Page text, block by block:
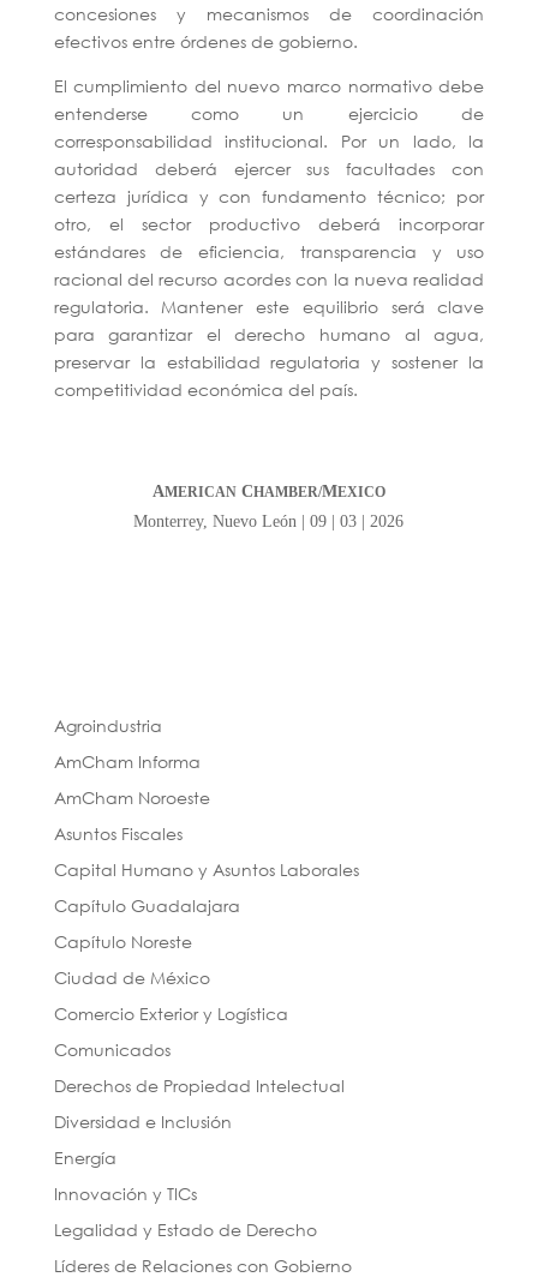
concesiones y mecanismos de coordinación
efectivos entre órdenes de gobierno.
El cumplimiento del nuevo marco normativo debe
entenderse como un ejercicio de
corresponsabilidad institucional. Por un lado, la
autoridad deberá ejercer sus facultades con
certeza jurídica y con fundamento técnico; por
otro, el sector productivo deberá incorporar
estándares de eficiencia, transparencia y uso
racional del recurso acordes con la nueva realidad
regulatoria. Mantener este equilibrio será clave
para garantizar el derecho humano al agua,
preservar la estabilidad regulatoria y sostener la
competitividad económica del país.
AMERICANCHAMBER/MEXICO
Monterrey, Nuevo León | 09 | 03 | 2026
Agroindustria
AmCham Informa
AmCham Noroeste
Asuntos Fiscales
Capital Humano y Asuntos Laborales
Capítulo Guadalajara
Capítulo Noreste
Ciudad de México
Comercio Exterior y Logística
Comunicados
Derechos de Propiedad Intelectual
Diversidad e Inclusión
Energía
Innovación y TICs
Legalidad y Estado de Derecho
Líderes de Relaciones con Gobierno